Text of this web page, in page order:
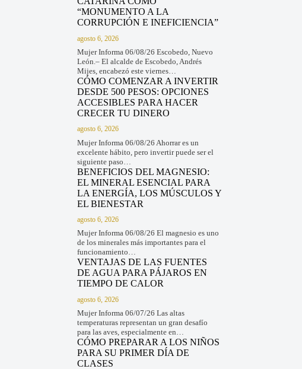
“MONUMENTO A LA
CORRUPCIÓN E INEFICIENCIA”
agosto 6, 2026
Mujer Informa 06/08/26 Escobedo, Nuevo
León.– El alcalde de Escobedo, Andrés
Mijes, encabezó este viernes…
CÓMO COMENZAR A INVERTIR
DESDE 500 PESOS: OPCIONES
ACCESIBLES PARA HACER
CRECER TU DINERO
agosto 6, 2026
Mujer Informa 06/08/26 Ahorrar es un
excelente hábito, pero invertir puede ser el
siguiente paso…
BENEFICIOS DEL MAGNESIO:
EL MINERAL ESENCIAL PARA
LA ENERGÍA, LOS MÚSCULOS Y
EL BIENESTAR
agosto 6, 2026
Mujer Informa 06/08/26 El magnesio es uno
de los minerales más importantes para el
funcionamiento…
VENTAJAS DE LAS FUENTES
DE AGUA PARA PÁJAROS EN
TIEMPO DE CALOR
agosto 6, 2026
Mujer Informa 06/07/26 Las altas
temperaturas representan un gran desafío
para las aves, especialmente en…
CÓMO PREPARAR A LOS NIÑOS
PARA SU PRIMER DÍA DE
CLASES